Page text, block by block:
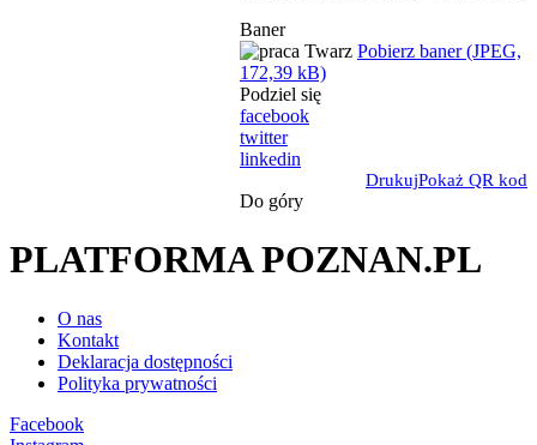
Baner
Pobierz baner (JPEG,
172,39 kB)
Podziel się
facebook
twitter
linkedin
DrukujPokaż QR kod
Do góry
PLATFORMA POZNAN.PL
O nas
Kontakt
Deklaracja dostępności
Polityka prywatności
Facebook